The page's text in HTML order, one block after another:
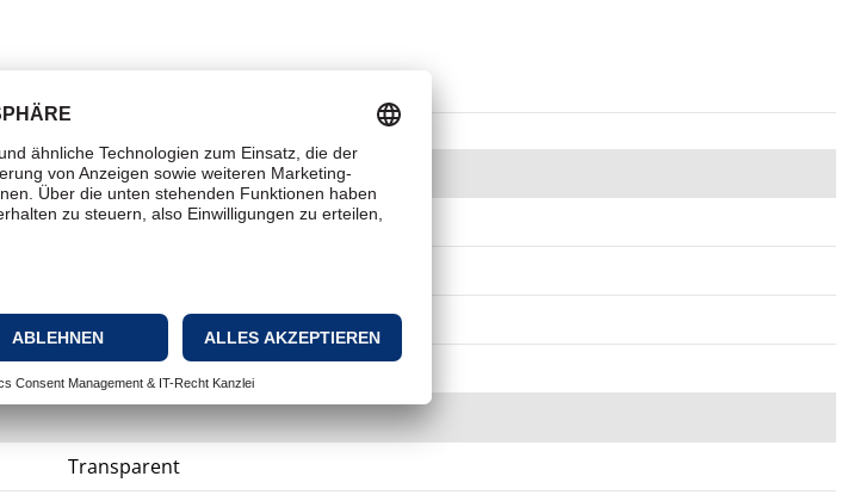
Schutzabdeckung
Hintere Abdeckung
Durchsichtig
Transparent